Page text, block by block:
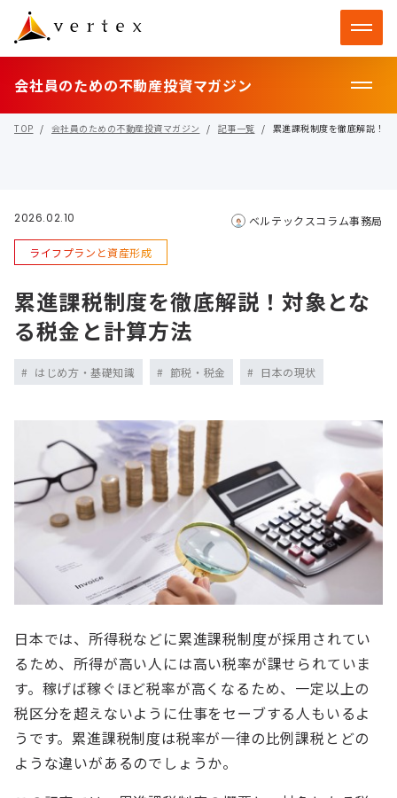
会社員のための不動産投資マガジン
TOP 会社員のための不動産投資マガジン 記事一覧 累進課税制度を徹底解説！
2026.02.10
ライフプランと資産形成
ベルテックスコラム事務局
累進課税制度を徹底解説！対象とな
る税金と計算方法
はじめ方・基礎知識 節税・税金 日本の現状
日本では、所得税などに累進課税制度が採用されてい
るため、所得が高い人には高い税率が課せられていま
す。稼げば稼ぐほど税率が高くなるため、一定以上の
税区分を超えないように仕事をセーブする人もいるよ
うです。累進課税制度は税率が一律の比例課税とどの
ような違いがあるのでしょうか。